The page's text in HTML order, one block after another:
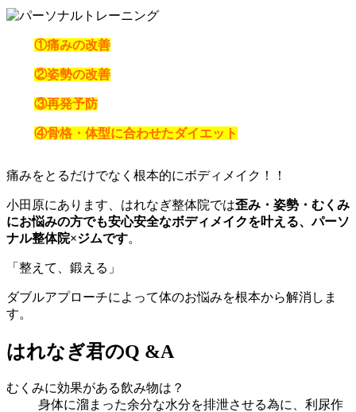
①痛みの改善
②姿勢の改善
③再発予防
④骨格・体型に合わせたダイエット
痛みをとるだけでなく根本的にボディメイク！！
小田原にあります、はれなぎ整体院では歪み・姿勢・むくみ
にお悩みの方でも安心安全なボディメイクを叶える、パーソ
ナル整体院×ジムです。
「整えて、鍛える」
ダブルアプローチによって体のお悩みを根本から解消しま
す。
はれなぎ君のQ &A
むくみに効果がある飲み物は？
身体に溜まった余分な水分を排泄させる為に、利尿作